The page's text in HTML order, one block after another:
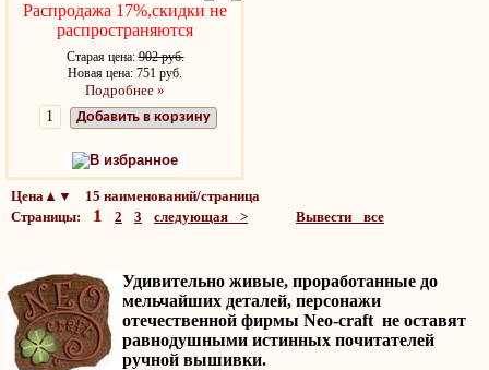
Распродажа 17%,скидки не
распространяются
Старая цена:902 руб.
Новая цена: 751 руб.
Подробнее »
Добавить в корзину
В избранное
Цена▲▼ 15 наименований/страница
Страницы: 1 2 3 следующая > Вывести все
Удивительно живые, проработанные до
мельчайших деталей, персонажи
отечественной фирмы Neo-craft не оставят
равнодушными истинных почитателей
ручной вышивки.